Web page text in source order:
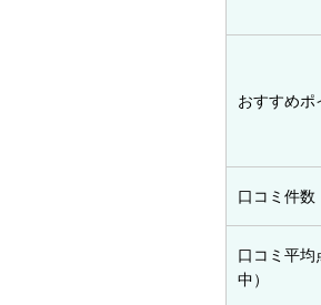
おすすめポ
口コミ件数
口コミ平均
中）